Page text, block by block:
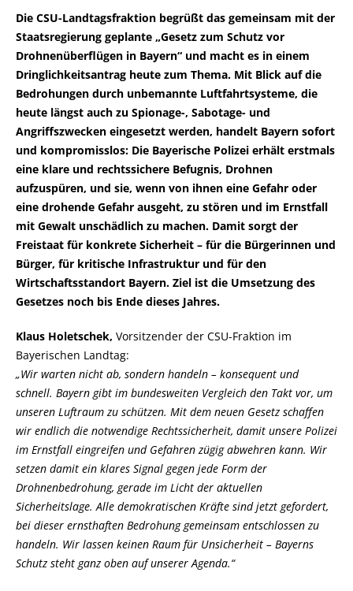
Die CSU-Landtagsfraktion begrüßt das gemeinsam mit der
Staatsregierung geplante „Gesetz zum Schutz vor
Drohnenüberflügen in Bayern“ und macht es in einem
Dringlichkeitsantrag heute zum Thema. Mit Blick auf die
Bedrohungen durch unbemannte Luftfahrtsysteme, die
heute längst auch zu Spionage-, Sabotage- und
Angriffszwecken eingesetzt werden, handelt Bayern sofort
und kompromisslos: Die Bayerische Polizei erhält erstmals
eine klare und rechtssichere Befugnis, Drohnen
aufzuspüren, und sie, wenn von ihnen eine Gefahr oder
eine drohende Gefahr ausgeht, zu stören und im Ernstfall
mit Gewalt unschädlich zu machen. Damit sorgt der
Freistaat für konkrete Sicherheit – für die Bürgerinnen und
Bürger, für kritische Infrastruktur und für den
Wirtschaftsstandort Bayern. Ziel ist die Umsetzung des
Gesetzes noch bis Ende dieses Jahres.
Klaus Holetschek, Vorsitzender der CSU-Fraktion im
Bayerischen Landtag:
Wir warten nicht ab, sondern handeln – konsequent und
schnell. Bayern gibt im bundesweiten Vergleich den Takt vor, um
unseren Luftraum zu schützen. Mit dem neuen Gesetz schaffen
wir endlich die notwendige Rechtssicherheit, damit unsere Polizei
im Ernstfall eingreifen und Gefahren zügig abwehren kann. Wir
setzen damit ein klares Signal gegen jede Form der
Drohnenbedrohung, gerade im Licht der aktuellen
Sicherheitslage. Alle demokratischen Kräfte sind jetzt gefordert,
bei dieser ernsthaften Bedrohung gemeinsam entschlossen zu
handeln. Wir lassen keinen Raum für Unsicherheit – Bayerns
Schutz steht ganz oben auf unserer Agenda.“